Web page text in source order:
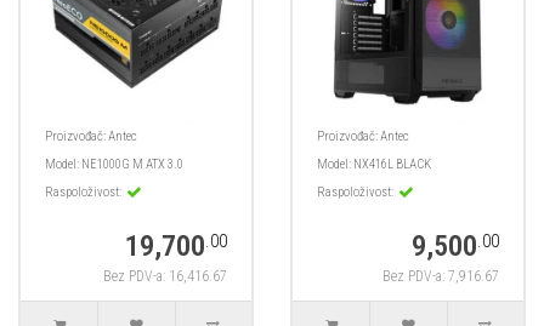
Proizvođač:Antec
Model: NE1000G M ATX 3.0
Raspoloživost:
19,700.00
Bez PDV-a: 16,416.67
Proizvođač:Antec
Model: NX416L BLACK
Raspoloživost:
9,500.00
Bez PDV-a: 7,916.67